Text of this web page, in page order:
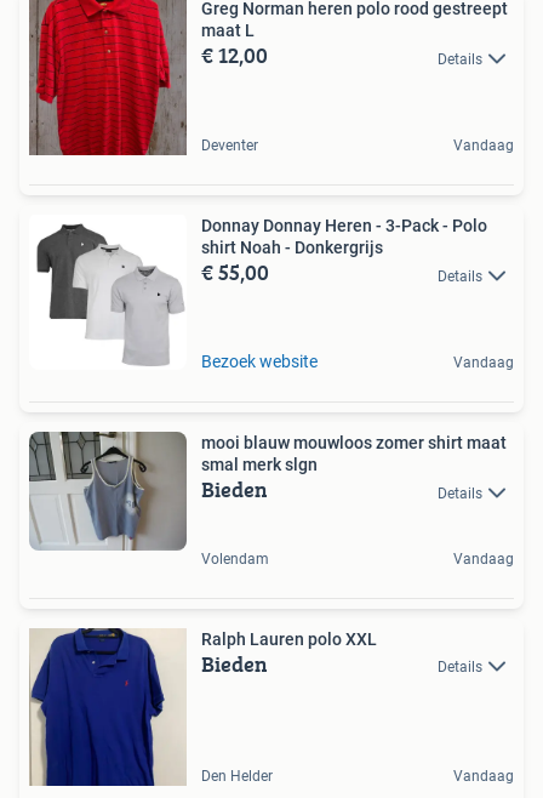
Greg Norman heren polo rood gestreept
maat L
€ 12,00 Details
Deventer Vandaag
Donnay Donnay Heren - 3-Pack - Polo
shirt Noah - Donkergrijs
€ 55,00 Details
Bezoek website Vandaag
mooi blauw mouwloos zomer shirt maat
smal merk slgn
Bieden Details
Volendam Vandaag
Ralph Lauren polo XXL
Bieden Details
Den Helder Vandaag